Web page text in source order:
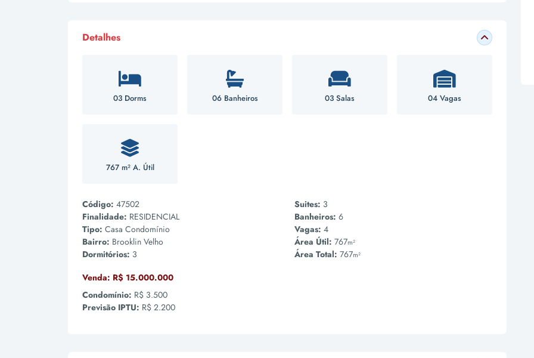
Detalhes
03 Dorms 06 Banheiros 03 Salas 04 Vagas
767 m² A. Útil
Código: 47502
Finalidade: RESIDENCIAL
Tipo: Casa Condomínio
Bairro: Brooklin Velho
Dormitórios: 3
Suites: 3
Banheiros: 6
Vagas: 4
Área Útil: 767m²
Área Total: 767m²
Venda: R$ 15.000.000
Condomínio: R$ 3.500
Previsão IPTU: R$ 2.200